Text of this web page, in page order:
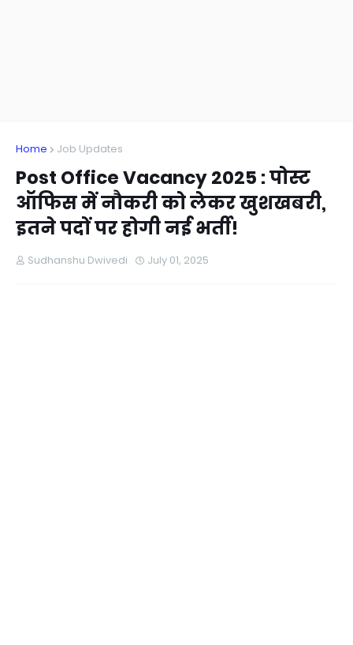
Home Job Updates
Post Office Vacancy 2025 : पोस्ट
ऑफिस में नौकरी को लेकर खुशखबरी,
इतने पदों पर होगी नई भर्ती!
Sudhanshu Dwivedi July 01, 2025